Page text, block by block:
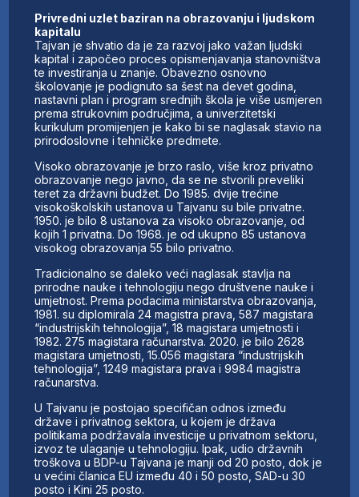
Privredni uzlet baziran na obrazovanju i ljudskom
kapitalu
Tajvan je shvatio da je za razvoj jako važan ljudski
kapital i započeo proces opismenjavanja stanovništva
te investiranja u znanje. Obavezno osnovno
školovanje je podignuto sa šest na devet godina,
nastavni plan i program srednjih škola je više usmjeren
prema strukovnim područjima, a univerzitetski
kurikulum promijenjen je kako bi se naglasak stavio na
prirodoslovne i tehničke predmete.
Visoko obrazovanje je brzo raslo, više kroz privatno
obrazovanje nego javno, da se ne stvorili preveliki
teret za državni budžet. Do 1985. dvije trećine
visokoškolskih ustanova u Tajvanu su bile privatne.
1950. je bilo 8 ustanova za visoko obrazovanje, od
kojih 1 privatna. Do 1968. je od ukupno 85 ustanova
visokog obrazovanja 55 bilo privatno.
Tradicionalno se daleko veći naglasak stavlja na
prirodne nauke i tehnologiju nego društvene nauke i
umjetnost. Prema podacima ministarstva obrazovanja,
1981. su diplomirala 24 magistra prava, 587 magistara
“industrijskih tehnologija”, 18 magistara umjetnosti i
1982. 275 magistara računarstva. 2020. je bilo 2628
magistara umjetnosti, 15.056 magistara “industrijskih
tehnologija”, 1249 magistara prava i 9984 magistra
računarstva.
U Tajvanu je postojao specifičan odnos između
države i privatnog sektora, u kojem je država
politikama podržavala investicije u privatnom sektoru,
izvoz te ulaganje u tehnologiju. Ipak, udio državnih
troškova u BDP-u Tajvana je manji od 20 posto, dok je
u većini članica EU između 40 i 50 posto, SAD-u 30
posto i Kini 25 posto.